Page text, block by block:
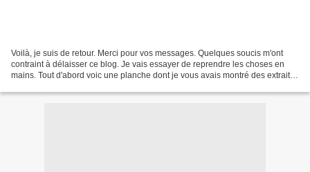
Voilà, je suis de retour. Merci pour vos messages. Quelques soucis m'ont
contraint à délaisser ce blog. Je vais essayer de reprendre les choses en
mains. Tout d'abord voic une planche dont je vous avais montré des extraits.